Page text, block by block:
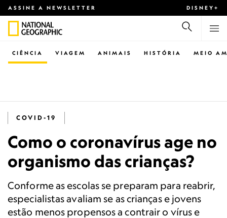
ASSINE A NEWSLETTER DISNEY+
CIÊNCIA VIAGEM ANIMAIS HISTÓRIA MEIO
COVID-19
Como o coronavírus age no
organismo das crianças?
Conforme as escolas se preparam para reabrir,
especialistas avaliam se as crianças e jovens
estão menos propensos a contrair o vírus e